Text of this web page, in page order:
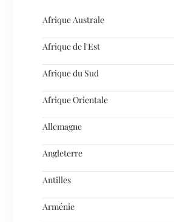
Afrique Australe
Afrique de l'Est
Afrique du Sud
Afrique Orientale
Allemagne
Angleterre
Antilles
Arménie